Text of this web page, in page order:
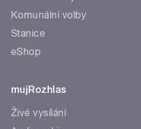
Komunální volby
Stanice
eShop
mujRozhlas
Živé vysílání